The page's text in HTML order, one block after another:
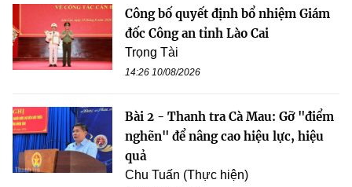
Công bố quyết định bổ nhiệm Giám
đốc Công an tỉnh Lào Cai
Trọng Tài
14:26 10/08/2026
Bài 2 - Thanh tra Cà Mau: Gỡ "điểm
nghẽn" để nâng cao hiệu lực, hiệu
quả
Chu Tuấn (Thực hiện)